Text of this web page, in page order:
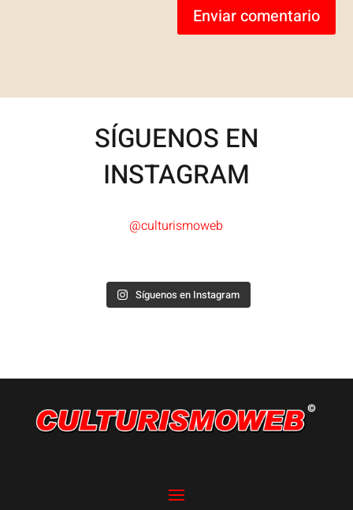
Enviar comentario
SÍGUENOS EN
INSTAGRAM
@culturismoweb
Síguenos en Instagram